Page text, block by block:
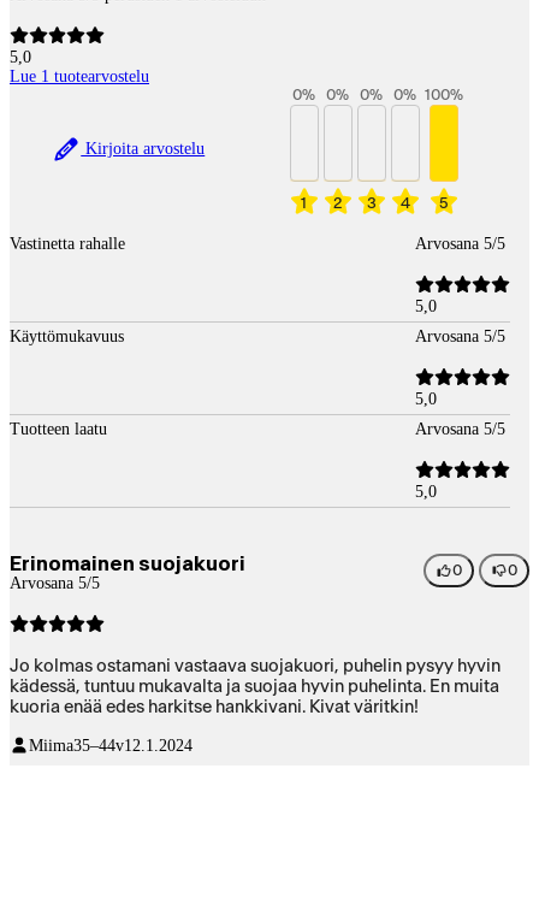
5,0
Lue 1 tuotearvostelu
Kirjoita arvostelu
1
0%
2
0%
3
0%
4
0%
5
100%
Vastinetta rahalle Arvosana 5/5
5,0
Käyttömukavuus
Arvosana 5/5
5,0
Tuotteen laatu
Arvosana 5/5
5,0
Erinomainen suojakuori
Arvosana 5/5
0 0
Jo kolmas ostamani vastaava suojakuori, puhelin pysyy hyvin
kädessä, tuntuu mukavalta ja suojaa hyvin puhelinta. En muita
kuoria enää edes harkitse hankkivani. Kivat väritkin!
Miima35–44v12.1.2024